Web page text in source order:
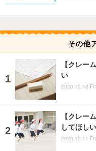
その他
【クレー
い
2020.12.18
【クレー
してほしい
2020.12.11